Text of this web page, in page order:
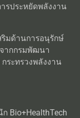
รประหยัดพลังงาน
ริมด้านการอนุรักษ์
จากกรมพัฒนา
ระทรวงพลังงาน
ก Bio+HealthTech